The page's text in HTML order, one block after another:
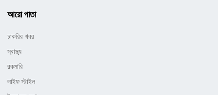
আরো পাতা
চাকরির খবর
স্বাস্থ্য
রকমারি
লাইফ স্টাইল